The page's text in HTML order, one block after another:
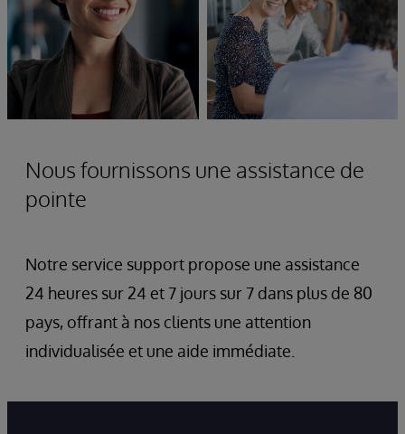
Nous fournissons une assistance de
pointe
Notre service support propose une assistance
24 heures sur 24 et 7 jours sur 7 dans plus de 80
pays, offrant à nos clients une attention
individualisée et une aide immédiate.